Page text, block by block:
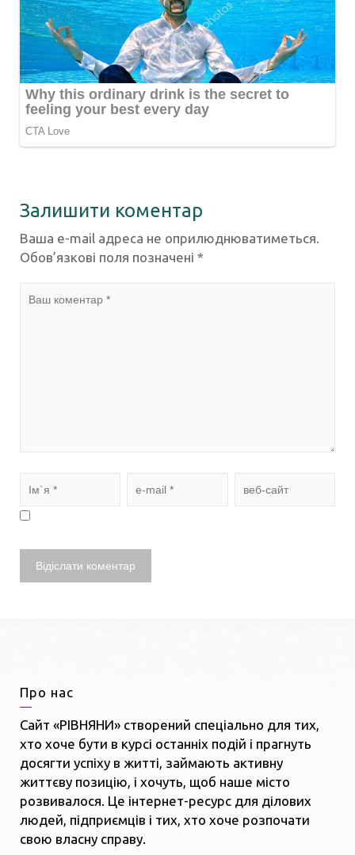
Залишити коментар
Ваша e-mail адреса не оприлюднюватиметься.
Обов’язкові поля позначені *
Про нас
Сайт «РІВНЯНИ» створений спеціально для тих,
хто хоче бути в курсі останніх подій і прагнуть
досягти успіху в житті, займають активну
життєву позицію, і хочуть, щоб наше місто
розвивалося. Це інтернет-ресурс для ділових
людей, підприємців і тих, хто хоче розпочати
свою власну справу.